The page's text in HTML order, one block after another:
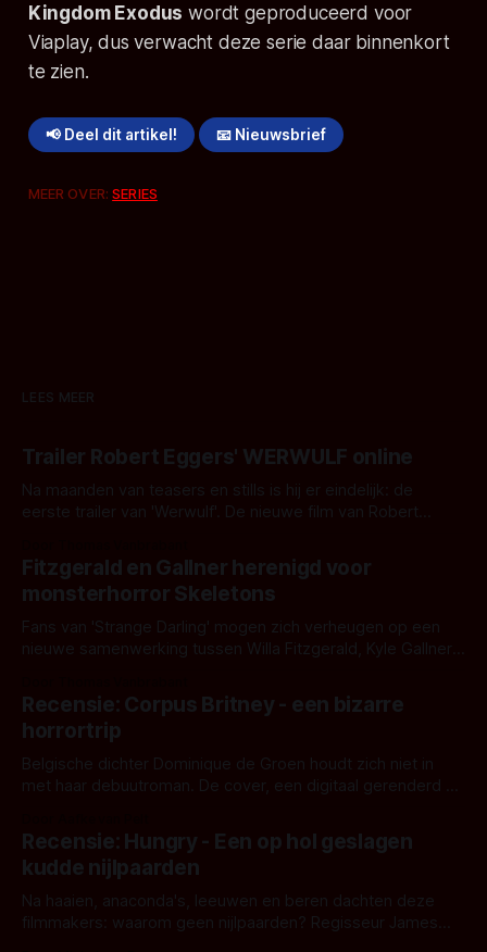
Kingdom Exodus wordt geproduceerd voor
Viaplay, dus verwacht deze serie daar binnenkort
te zien.
📢 Deel dit artikel! 📧 Nieuwsbrief
MEER OVER:SERIES
LEES MEER
Trailer Robert Eggers' WERWULF online
Na maanden van teasers en stills is hij er eindelijk: de
eerste trailer van 'Werwulf'. De nieuwe film van Robert
kille stijl vol folklore en mythe. Het topic deze keer is (kon
het het al raden?)... de weerwolf. Kijk je mee?
Fitzgerald en Gallner herenigd voor
monsterhorror Skeletons
Fans van 'Strange Darling' mogen zich verheugen op een
nieuwe samenwerking tussen Willa Fitzgerald, Kyle Gallner
'Skeletons', een nieuwe creature feature waarvoor de
opnames zijn gestart in Australië.
Recensie: Corpus Britney - een bizarre
horrortrip
Belgische dichter Dominique de Groen houdt zich niet in
met haar debuutroman. De cover, een digitaal gerenderd en
achtergrond, belooft iets kleurrijks maar onheilspellends,
iets ongrijpbaars. En dat maakt De Groen met ieder woord
waar.
Recensie: Hungry - Een op hol geslagen
kudde nijlpaarden
Na haaien, anaconda's, leeuwen en beren dachten deze
filmmakers: waarom geen nijlpaarden? Regisseur James